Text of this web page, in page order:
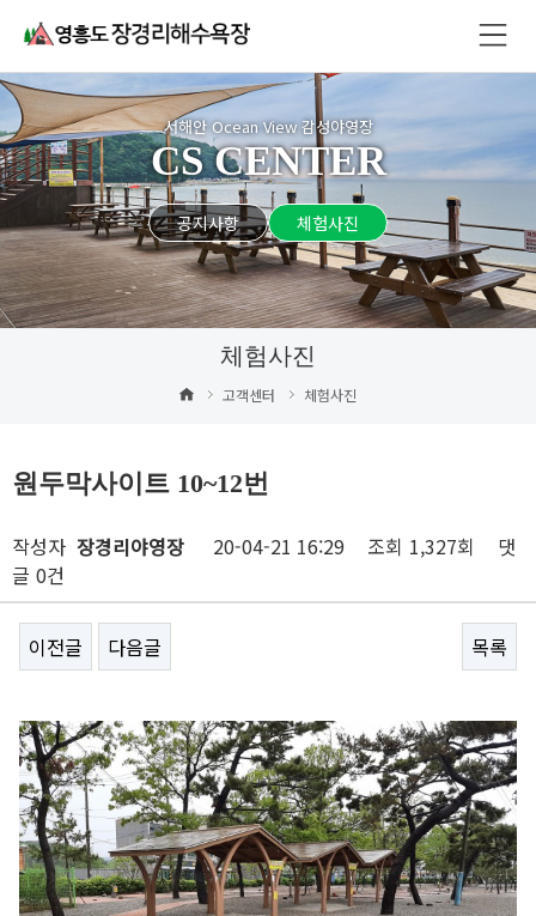
서해안 Ocean View 감성야영장
CS CENTER
공지사항 체험사진
체험사진
고객센터 체험사진
원두막사이트 10~12번
작성자 장경리야영장 20-04-21 16:29 조회 1,327회
댓
글 0건
이전글 다음글 목록